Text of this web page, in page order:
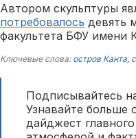
Автором скульптуры
потребовалось девять
факультета БФУ имени
Ключевые слова: остров Канта,
Подписывайтесь
Узнавайте больше
дайджест